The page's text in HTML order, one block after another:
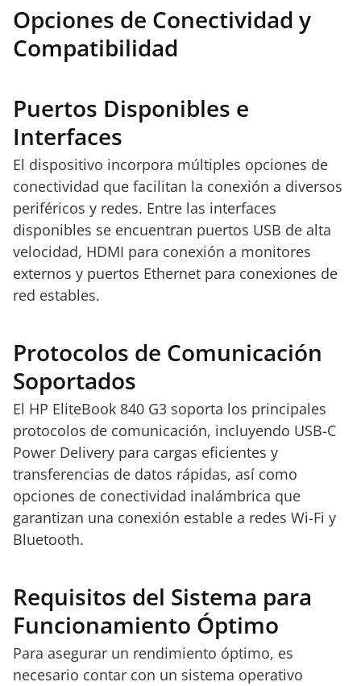
Opciones de Conectividad y
Compatibilidad
Puertos Disponibles e
Interfaces
El dispositivo incorpora múltiples opciones de
conectividad que facilitan la conexión a diversos
periféricos y redes. Entre las interfaces
disponibles se encuentran puertos USB de alta
velocidad, HDMI para conexión a monitores
externos y puertos Ethernet para conexiones de
red estables.
Protocolos de Comunicación
Soportados
El HP EliteBook 840 G3 soporta los principales
protocolos de comunicación, incluyendo USB-C
Power Delivery para cargas eficientes y
transferencias de datos rápidas, así como
opciones de conectividad inalámbrica que
garantizan una conexión estable a redes Wi-Fi y
Bluetooth.
Requisitos del Sistema para
Funcionamiento Óptimo
Para asegurar un rendimiento óptimo, es
necesario contar con un sistema operativo